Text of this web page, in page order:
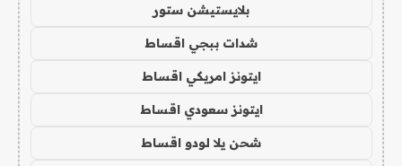
بلايستيشن ستور
شدات ببجي اقساط
ايتونز امريكي اقساط
ايتونز سعودي اقساط
شحن يلا لودو اقساط